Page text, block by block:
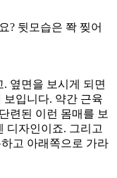
? 뒷모습은 쫙 찢어
옆면을 보시게 되면
입니다. 약간 근육
련된 이런 몸매를 보
디자인이죠. 그리고
고 아래쪽으로 가라